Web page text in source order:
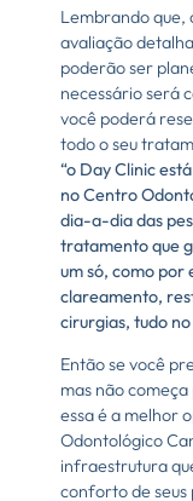
Lembrando que,
avaliação
poderão ser
necessário será
você poderá
todo o seu
“o Day Clinic
no Centro
dia-a-dia das
tratamento que
um só, como
clareamento,
cirurgias, tudo
Então se você
mas não
essa é a melhor
Odontológico
infraestrutura
conforto de seus